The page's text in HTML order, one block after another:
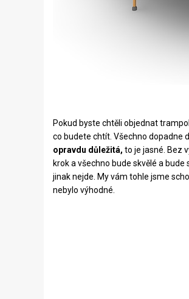
Pokud byste chtěli objednat
co budete chtít. Všechno dopadne
opravdu důležitá, to je jasné. Bez
krok a všechno bude skvělé a
jinak nejde. My vám tohle jsme
nebylo výhodné.